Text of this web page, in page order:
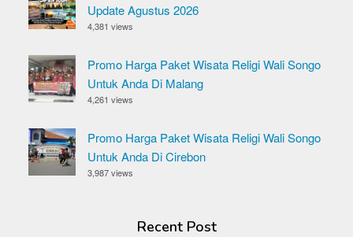
Update Agustus 2026
4,381 views
Promo Harga Paket Wisata Religi Wali Songo
Untuk Anda Di Malang
4,261 views
Promo Harga Paket Wisata Religi Wali Songo
Untuk Anda Di Cirebon
3,987 views
Recent Post